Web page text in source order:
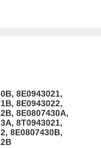
8E0943021,
8E0943022,
8E0807430A,
8T0943021,
8E0807430B,